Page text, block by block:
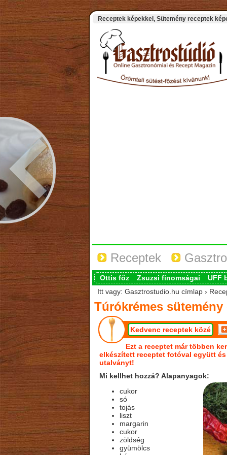
Receptek képekkel, Sütemény receptek
Receptek
Ottis főz Zsuzsi finomságai
UFF
Itt vagy: Gasztrostudio.hu címlap ›
Túrókrémes sütemény
Kedvenc receptek közé
Ezt a receptet már többen
elkészített receptet fotóval együtt
utalványt!
Mi kellhet hozzá? Alapanyagok:
cukor
só
tojás
liszt
margarin
cukor
zöldség
gyümölcs